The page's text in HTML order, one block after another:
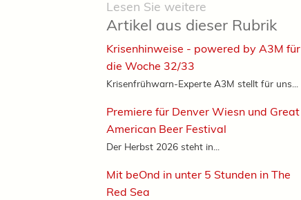
Lesen Sie weitere
Artikel aus dieser Rubrik
Krisenhinweise - powered by A3M für
die Woche 32/33
Krisenfrühwarn-Experte A3M stellt für uns...
Premiere für Denver Wiesn und Great
American Beer Festival
Der Herbst 2026 steht in...
Mit beOnd in unter 5 Stunden in The
Red Sea